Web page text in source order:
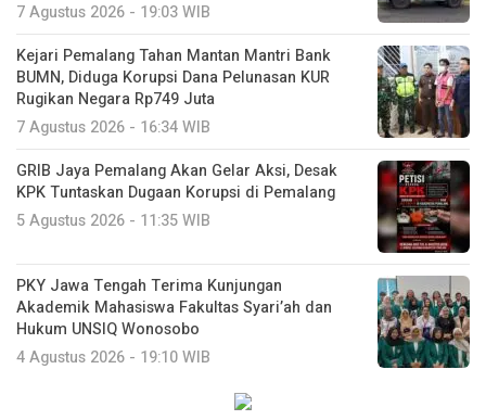
7 Agustus 2026 - 19:03 WIB
Kejari Pemalang Tahan Mantan Mantri Bank
BUMN, Diduga Korupsi Dana Pelunasan KUR
Rugikan Negara Rp749 Juta
7 Agustus 2026 - 16:34 WIB
GRIB Jaya Pemalang Akan Gelar Aksi, Desak
KPK Tuntaskan Dugaan Korupsi di Pemalang
5 Agustus 2026 - 11:35 WIB
PKY Jawa Tengah Terima Kunjungan
Akademik Mahasiswa Fakultas Syari’ah dan
Hukum UNSIQ Wonosobo
4 Agustus 2026 - 19:10 WIB